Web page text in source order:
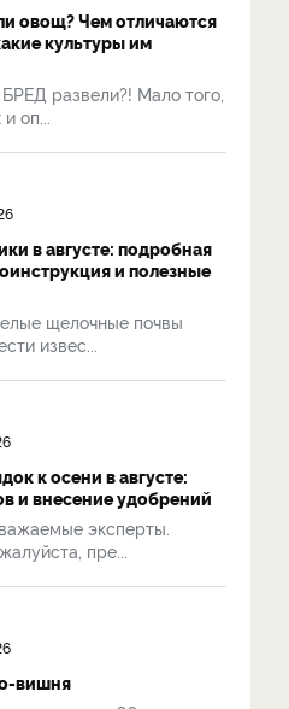
овощ? Чем отличаются
культуры им
развели?! Мало того,
оп...
в августе: подробная
и полезные
щелочные почвы
извес...
к осени в августе:
и внесение удобрений
эксперты.
пре...
вишня